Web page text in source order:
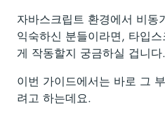
자바스크립트 환경에서 비동
익숙하신 분들이라면, 타입
게 작동할지 궁금하실 겁니다.
이번 가이드에서는 바로 그
려고 하는데요.